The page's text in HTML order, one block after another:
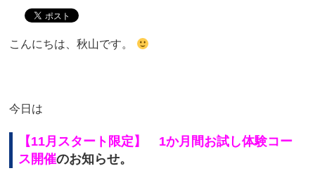
こんにちは、秋山です。
今日は
【11月スタート限定】 1か月間お試し体験コー
ス開催のお知らせ。